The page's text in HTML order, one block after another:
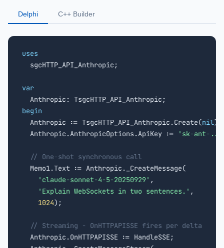
Delphi C++ Builder
uses
sgcHTTP_API_Anthropic;
var
begin
Anthropic := TsgcHTTP_API_Anthropic.Create(nil);
  Anthropic.AnthropicOptions.ApiKey :=
'sk-ant-
// One-shot synchronous call
  Memo1.Text := Anthropic._CreateMessage(
'claude-sonnet-4-5-20250929' ,
'Explain WebSockets in two sentences.' ,
1024);
// Streaming - OnHTTPAPISSE fires per delta
  Anthropic.OnHTTPAPISSE := HandleSSE;